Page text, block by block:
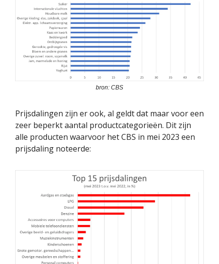
bron: CBS
Prijsdalingen zijn er ook, al geldt dat maar voor een
zeer beperkt aantal productcategorieën. Dit zijn
alle producten waarvoor het CBS in mei 2023 een
prijsdaling noteerde: